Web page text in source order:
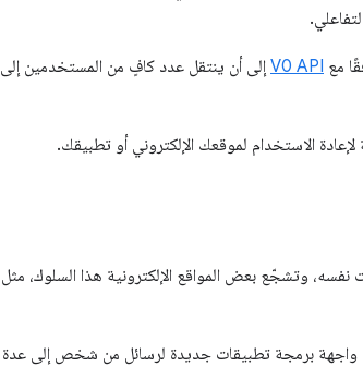
مع V0 API إلى أن ينتقل عدد كافٍ من المستخدمين إلى
الاستخدام لموقعك الإلكتروني أو تطبيقك.
وتشجّع بعض المواقع الإلكترونية هذا السلوك، مثل
برمجة تطبيقات جديدة لرسائل من شخص إلى عدة